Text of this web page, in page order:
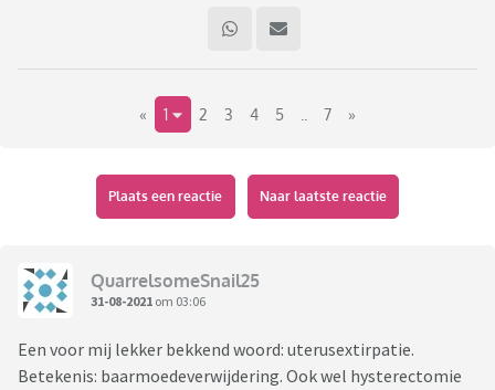
« 1 2 3 4 5 7 »
Plaats een reactie Naar laatste reactie
QuarrelsomeSnail25
31-08-2021 om 03:06
Een voor mij lekker bekkend woord: uterusextirpatie.
Betekenis: baarmoedeverwijdering. Ook wel hysterectomie